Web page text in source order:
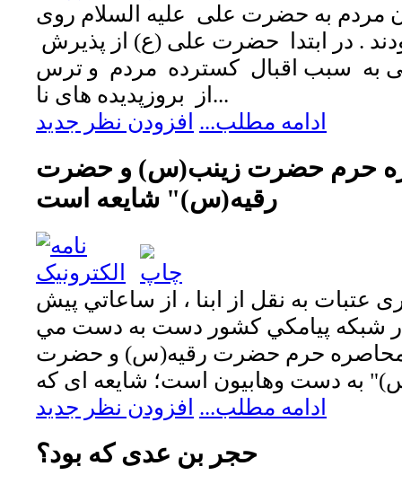
مردم به حضرت علی علیه السلام روی
. در ابتدا حضرت علی (ع) از پذیرش
به سبب اقبال کسترده مردم و ترس
از بروزپدیده های نا...
ادامه مطلب... افزودن نظر جدید
حرم حضرت زینب(س) و حضرت
رقيه(س)" شايعه است
عتبات به نقل از ابنا ، از ساعاتي پيش
در شبکه پيامکي کشور دست به دست مي
حرم حضرت رقيه(س) و حضرت
ادامه مطلب... افزودن نظر جدید
حجر بن عدی که بود؟